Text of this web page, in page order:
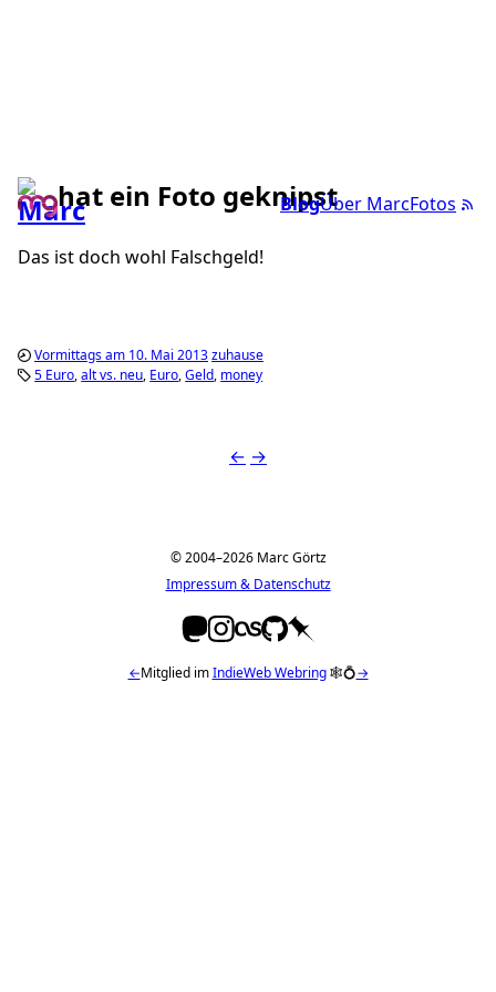
BlogÜber MarcFotos
hat ein Foto geknipst
Das ist doch wohl Falschgeld!
Vormittags am 10. Mai 2013zuhause
5 Euro alt vs. neu Euro Geld money
← →
© 2004–2026 Marc Görtz
Impressum & Datenschutz
←Mitglied imIndieWeb Webring🕸💍→